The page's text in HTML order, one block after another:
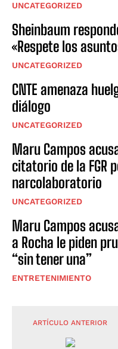
UNCATEGORIZED
Sheinbaum
«Respete los
UNCATEGORIZED
CNTE amenaza
diálogo
UNCATEGORIZED
Maru Campos
citatorio de la FGR
narcolaboratorio
UNCATEGORIZED
Maru Campos
a Rocha le piden
“sin tener una”
ENTRETENIMIENTO
ARTÍCULO ANTERIOR